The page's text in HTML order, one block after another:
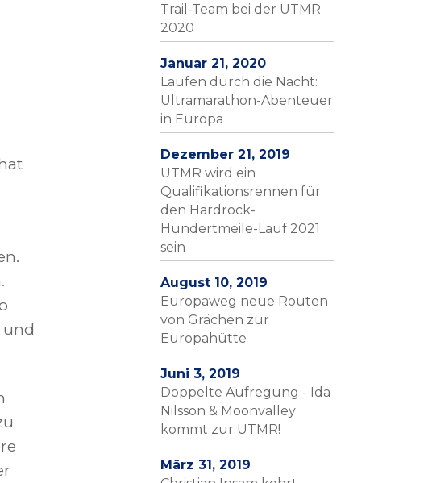
und
Trail-Team bei der UTMR
2020
Januar 21, 2020
Laufen durch die Nacht:
Ultramarathon-Abenteuer
in Europa
Dezember 21, 2019
UTMR wird ein
Qualifikationsrennen für
den Hardrock-
Hundertmeile-Lauf 2021
sein
August 10, 2019
Europaweg neue Routen
von Grächen zur
Europahütte
Juni 3, 2019
Doppelte Aufregung - Ida
Nilsson & Moonvalley
kommt zur UTMR!
März 31, 2019